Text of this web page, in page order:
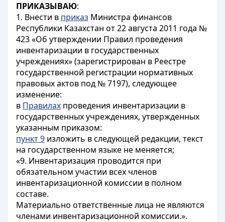
ПРИКАЗЫВАЮ:
1. Внести в приказ Министра финансов
Республики Казахстан от 22 августа 2011 года №
423 «Об утверждении Правил проведения
инвентаризации в государственных
учреждениях» (зарегистрирован в Реестре
государственной регистрации нормативных
правовых актов под № 7197), следующее
изменение:
в Правилах проведения инвентаризации в
государственных учреждениях, утвержденных
указанным приказом:
пункт 9 изложить в следующей редакции, текст
на государственном языке не меняется;
«9. Инвентаризация проводится при
обязательном участии всех членов
инвентаризационной комиссии в полном
составе.
Материально ответственные лица не являются
членами инвентаризационной комиссии.».